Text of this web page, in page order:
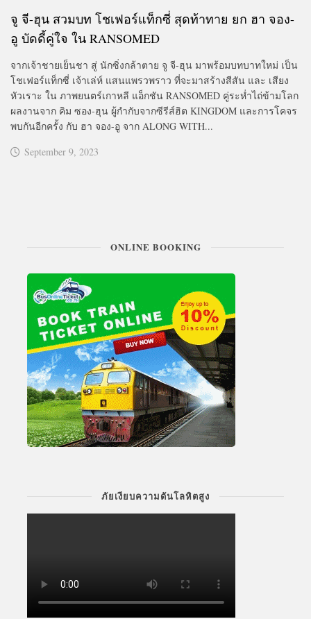
จู จี-ฮุน สวมบท โชเฟอร์แท็กซี่ สุดท้าทาย ยก ฮา จอง-
อู บัดดี้คู่ใจ ใน RANSOMED
จากเจ้าชายเย็นชา สู่ นักซิ่งกล้าตาย จู จี-ฮุน มาพร้อมบทบาทใหม่ เป็น
โชเฟอร์แท็กซี่ เจ้าเล่ห์ แสนแพรวพราว ที่จะมาสร้างสีสัน และ เสียง
หัวเราะ ใน ภาพยนตร์เกาหลี แอ็กชัน RANSOMED คู่ระห่ำไถ่ข้ามโลก
ผลงานจาก คิม ซอง-ฮุน ผู้กำกับจากซีรีส์ฮิต KINGDOM และการโคจร
พบกันอีกครั้ง กับ ฮา จอง-อู จาก ALONG WITH...
September 9, 2023
ONLINE BOOKING
ภัยเงียบความดันโลหิตสูง